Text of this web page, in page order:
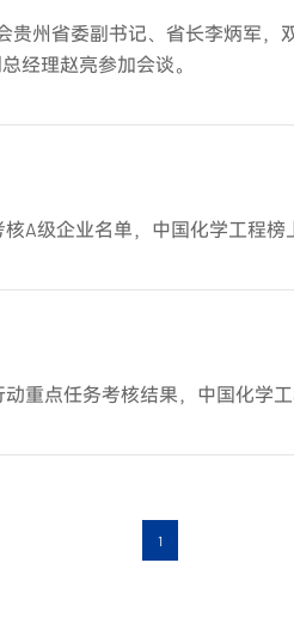
州省委副书记、省长李炳军，
经理赵亮参加会谈。
A级企业名单，中国化学工程榜
重点任务考核结果，中国化学工
1